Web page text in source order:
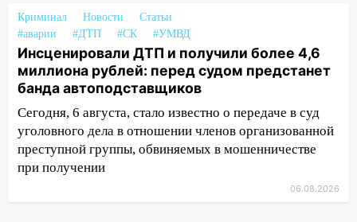
столкнулись «Лада» и Chevrolet:
пострадал 14-летний подросток
12:00 Где есть бензин в Ульяновске 7
августа: список АЗС
11:50
Заснул рядом с ребёнком и
случайно задушил его: суд вынес
приговор
11:38 В Ленинском районе пожар
полностью уничтожил дачный дом и
Криминал Новости
Статьи
#аварии
#ДТП #СК #УМВД
Инсценировали ДТП и получили более 4,6
миллиона рублей: перед судом предстанет
банда автоподставщиков
Сегодня, 6 августа, стало известно о передаче в суд
уголовного дела в отношении членов организованной
преступной группы, обвиняемых в мошенничестве
при получении
06.08.2026